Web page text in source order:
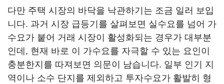
다만 주택 시장의 바닥을 낙관하기는 조금 일러 보입
니다. 과거 시장 급등기를 살펴보면 실수요를 넘어 가
수요가 붙어 거래 시장이 활성화되는 경우가 대부분
인데, 현재 바로 이 가수요를 자극할 수 있는 요인이
충분한지를 따져보면 의문이 남습니다. 일부 인기 지
역이나 소수 단지를 제외하고 투자수요가 활발히 형